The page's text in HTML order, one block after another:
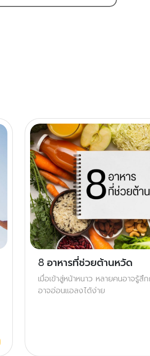
8 อาหารที่ช่วยต้านหวัด
เมื่อเข้าสู่หน้าหนาว หลายคนอาจรู้
อาจอ่อนแอลงได้ง่าย